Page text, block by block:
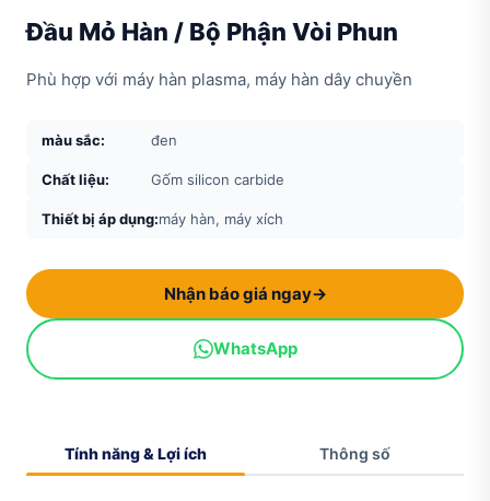
Đầu Mỏ Hàn / Bộ Phận Vòi Phun
Phù hợp với máy hàn plasma, máy hàn dây chuyền
màu sắc: đen
Chất liệu: Gốm silicon carbide
Thiết bị áp dụng:máy hàn, máy xích
Nhận báo giá ngay→
WhatsApp
Tính năng & Lợi ích Thông số